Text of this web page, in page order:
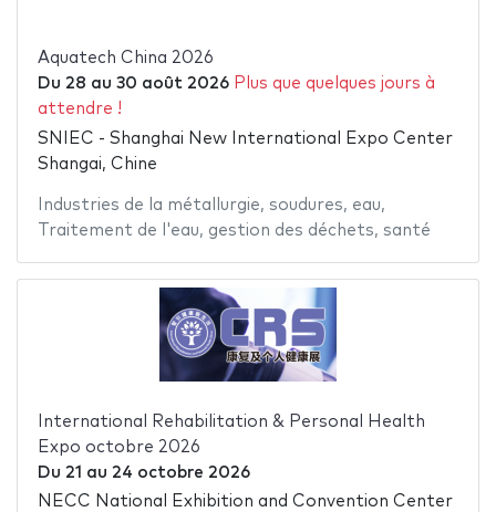
Aquatech China 2026
Du 28 au 30 août 2026 Plus que quelques jours à
attendre !
SNIEC - Shanghai New International Expo Center
Shangai, Chine
Industries de la métallurgie, soudures, eau,
Traitement de l'eau, gestion des déchets, santé
International Rehabilitation & Personal Health
Expo octobre 2026
Du 21 au 24 octobre 2026
NECC National Exhibition and Convention Center